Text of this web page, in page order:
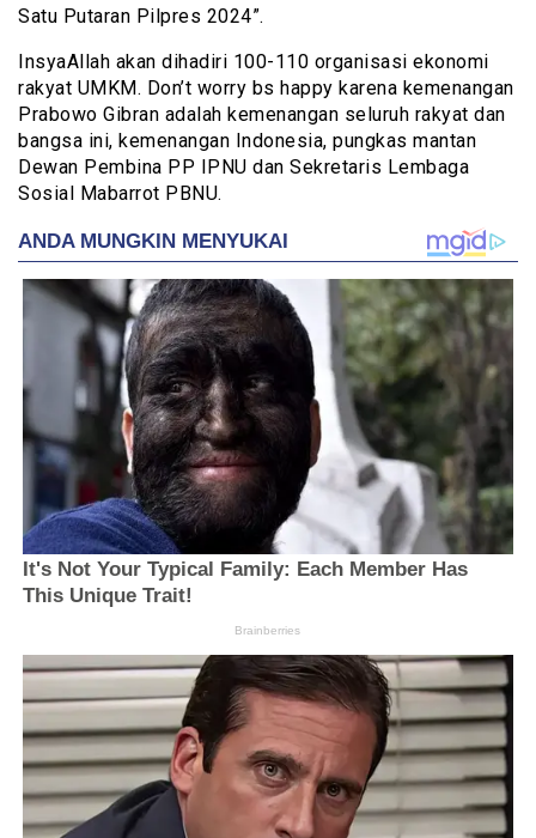
Satu Putaran Pilpres 2024”.
InsyaAllah akan dihadiri 100-110 organisasi ekonomi
rakyat UMKM. Don’t worry bs happy karena kemenangan
Prabowo Gibran adalah kemenangan seluruh rakyat dan
bangsa ini, kemenangan Indonesia, pungkas mantan
Dewan Pembina PP IPNU dan Sekretaris Lembaga
Sosial Mabarrot PBNU.